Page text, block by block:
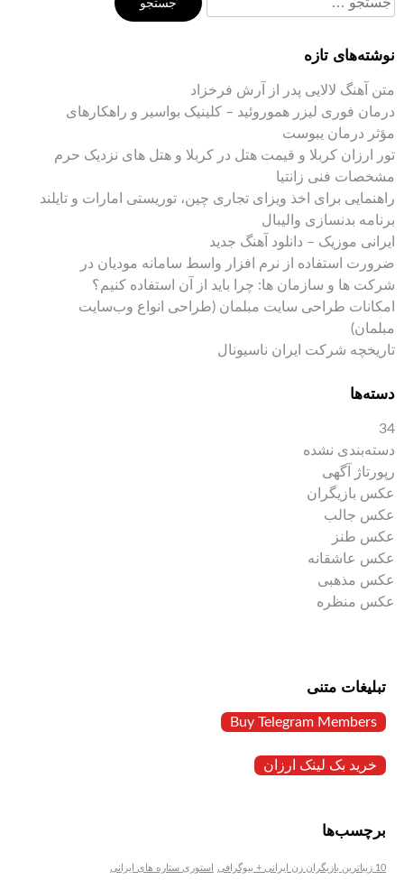
برای:
نوشته‌های تازه
متن آهنگ لالایی پدر از آرش فرخزاد
درمان فوری لیزر هموروئید – کلینیک بواسیر و راهکارهای
مؤثر درمان یبوست
تور ارزان کربلا و قیمت هتل در کربلا و هتل های نزدیک حرم
مشخصات فنی زانتیا
راهنمایی برای اخذ ویزای تجاری چین، توریستی امارات و تایلند
برنامه بدنسازی والیبال
ایرانی موزیک – دانلود آهنگ جدید
ضرورت استفاده از نرم افزار واسط سامانه مودیان در
شرکت ها و سازمان ها: چرا باید از آن استفاده کنیم؟
امکانات طراحی سایت مبلمان (طراحی انواع وب‌سایت
مبلمان)
تاریخچه شرکت ایران ناسیونال
دسته‌ها
34
دسته‌بندی نشده
رپورتاژ آگهی
عکس بازیگران
عکس جالب
عکس طنز
عکس عاشقانه
عکس مذهبی
عکس منظره
تبلیغات متنی
Buy Telegram Members
خرید بک لینک ارزان
برچسب‌ها
10 زیباترین بازیگران زن ایرانی + بیوگرافی استوری ستاره های ایرانی